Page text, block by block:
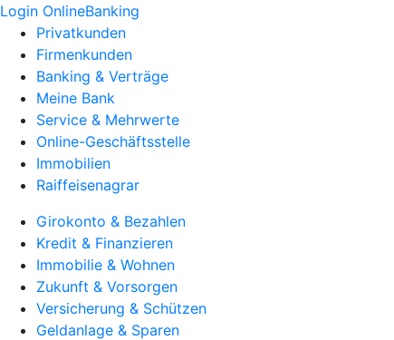
Login OnlineBanking
Privatkunden
Firmenkunden
Banking & Verträge
Meine Bank
Service & Mehrwerte
Online-Geschäftsstelle
Immobilien
Raiffeisenagrar
Girokonto & Bezahlen
Kredit & Finanzieren
Immobilie & Wohnen
Zukunft & Vorsorgen
Versicherung & Schützen
Geldanlage & Sparen